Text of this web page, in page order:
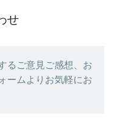
せ
るご意見ご感想、お
ームよりお気軽にお